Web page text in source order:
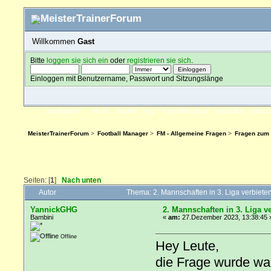
Willkommen Gast
Bitteloggen sie sich ein oderregistrieren sie sich
Einloggen mit Benutzername, Passwort und Sitzungslänge
ÜBERSICHT HILFE SUCHE FAQ FORENREGELN SPENDEN
MeisterTrainerForum> Football Manager> FM - Allgemeine Fragen> Fragen
Seiten: [1] Nach unten
Autor Thema: 2. Mannschaften in 3. Liga
YannickGHG
Bambini
Offline
2. Mannschaften in 3. Liga
«am: 27.Dezember 2023, 13:38:45
Hey Leute,
die Frage wurde